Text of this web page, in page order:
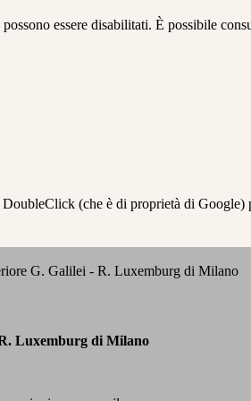
essere disabilitati. È possibile
(che è di proprietà di
G. Galilei - R. Luxemburg di Milano
Luxemburg di Milano